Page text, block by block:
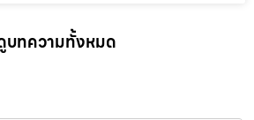
บทความทั้งหมด